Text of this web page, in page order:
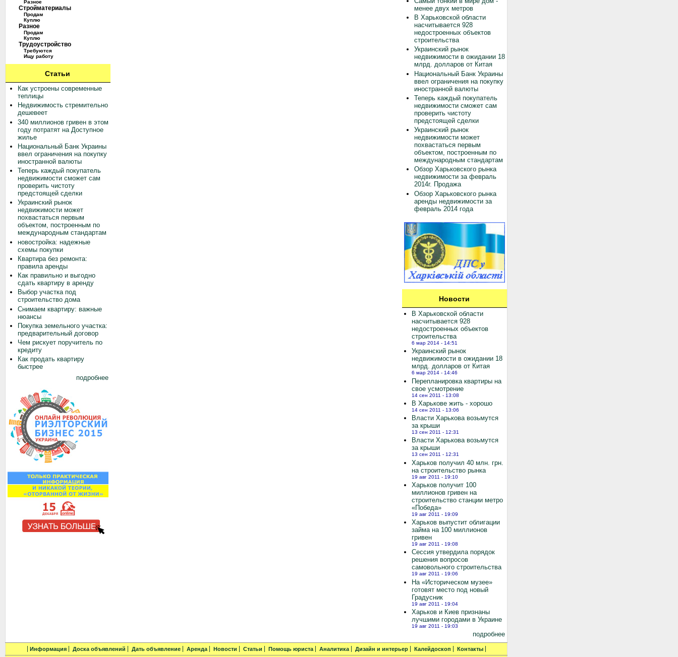
Разное
Стройматериалы
Продам
Куплю
Разное
Продам
Куплю
Трудоустройство
Требуются
Ищу работу
Статьи
Как устроены современные
теплицы
Недвижимость стремительно
дешевеет
340 миллионов гривен в этом
году потратят на Доступное
жилье
Национальный Банк Украины
ввел ограничения на покупку
иностранной валюты
Теперь каждый покупатель
недвижимости сможет сам
проверить чистоту
предстоящей сделки
Украинский рынок
недвижимости может
похвастаться первым
объектом, построенным по
международным стандартам
новостройка: надежные
схемы покупки
Квартира без ремонта:
правила аренды
Как правильно и выгодно
сдать квартиру в аренду
Выбор участка под
строительство дома
Снимаем квартиру: важные
нюансы
Покупка земельного участка:
предварительный договор
Чем рискует поручитель по
кредиту
Как продать квартиру
быстрее
подробнее
менее двух метров
В Харьковской области
насчитывается 928
недостроенных объектов
строительства
Украинский рынок
недвижимости в ожидании 18
млрд. долларов от Китая
Национальный Банк Украины
ввел ограничения на покупку
иностранной валюты
Теперь каждый покупатель
недвижимости сможет сам
проверить чистоту
предстоящей сделки
Украинский рынок
недвижимости может
похвастаться первым
объектом, построенным по
международным стандартам
Обзор Харьковского рынка
недвижимости за февраль
2014г. Продажа
Обзор Харьковского рынка
аренды недвижимости за
февраль 2014 года
Новости
В Харьковской области
насчитывается 928
недостроенных объектов
строительства
6 мар 2014 - 14:51
Украинский рынок
недвижимости в ожидании 18
млрд. долларов от Китая
6 мар 2014 - 14:46
Перепланировка квартиры на
свое усмотрение
14 сен 2011 - 13:08
В Харькове жить - хорошо
14 сен 2011 - 13:06
Власти Харькова возьмутся
за крыши
13 сен 2011 - 12:31
Власти Харькова возьмутся
за крыши
13 сен 2011 - 12:31
Харьков получил 40 млн. грн.
на строительство рынка
19 авг 2011 - 19:10
Харьков получит 100
миллионов гривен на
строительство станции метро
«Победа»
19 авг 2011 - 19:09
Харьков выпустит облигации
займа на 100 миллионов
гривен
19 авг 2011 - 19:08
Сессия утвердила порядок
решения вопросов
самовольного строительства
19 авг 2011 - 19:06
На «Историческом музее»
готовят место под новый
Градусник
19 авг 2011 - 19:04
Харьков и Киев признаны
лучшими городами в Украине
19 авг 2011 - 19:03
подробнее
Информация Доска объявлений Дать объявление Аренда Новости Статьи Помощь юриста Аналитика Дизайн и интерьер Калейдоскоп Контакты